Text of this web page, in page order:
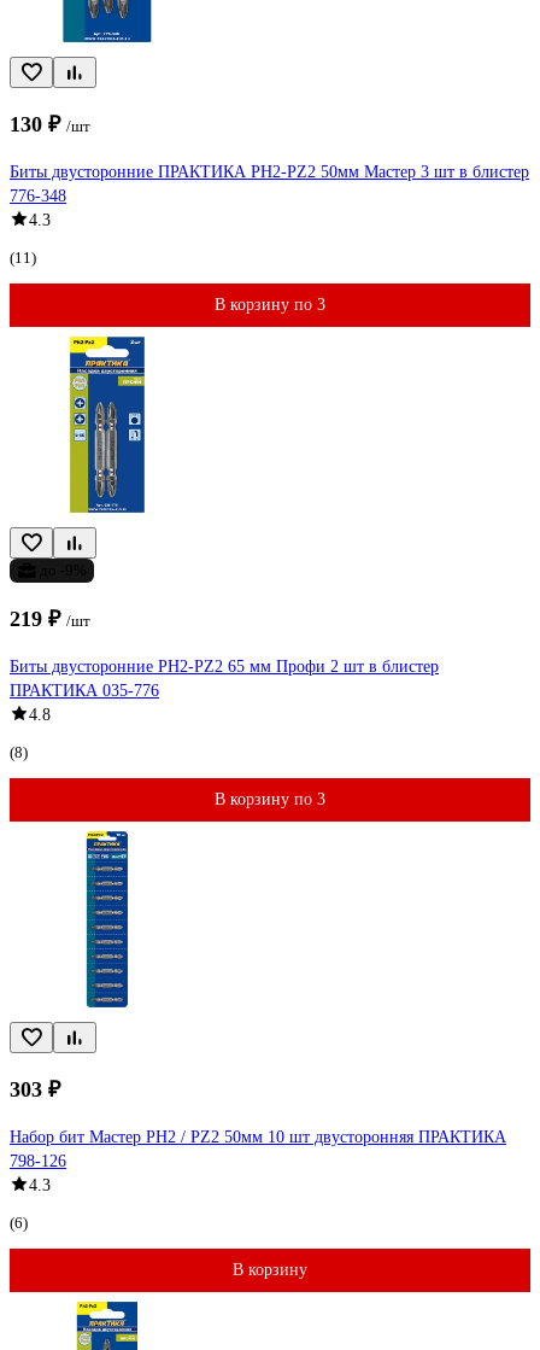
130 ₽ /шт
Биты двусторонние ПРАКТИКА PH2-PZ2 50мм Мастер 3 шт в блистер
776-348
4.3
(11)
В корзину по 3
219 ₽ /шт
Биты двусторонние PH2-PZ2 65 мм Профи 2 шт в блистер
ПРАКТИКА 035-776
4.8
(8)
В корзину по 3
303 ₽
Набор бит Мастер PH2 / PZ2 50мм 10 шт двусторонняя ПРАКТИКА
798-126
4.3
(6)
В корзину